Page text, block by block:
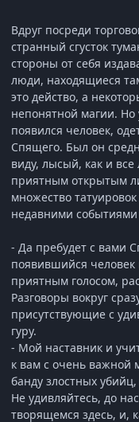
Вдруг посреди
странный сгусток
стороны от себя
люди, находящиеся
это действо, а
непонятной магии. Но
появился человек,
Спящего. Был он
виду, лысый, как и
приятным открытым
множество
недавними событиями
- Да пребудет с вами
появившийся
приятным голосом,
Разговоры вокруг
присутствующие с
гуру.
- Мой наставник и
к вам с очень важной
банду злостных
Не удивляйтесь, до
творящемся здесь, и,